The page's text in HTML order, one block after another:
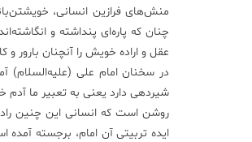
منش‌های فرازین انسانی،
چنان که پاره‌ای پنداشته و
عقل و اراده خویش را آنچنان بارور و
در سخنان امام علی (علیه‌السلام)
شیردهی دارد یعنی به تعبیر ما
روشن است که انسانی این چنین
ایده تربیتی آن امام، برجسته